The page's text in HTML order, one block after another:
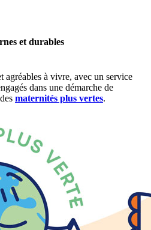
et durables
agréables à vivre, avec un service
dans une démarche de
maternités plus vertes.